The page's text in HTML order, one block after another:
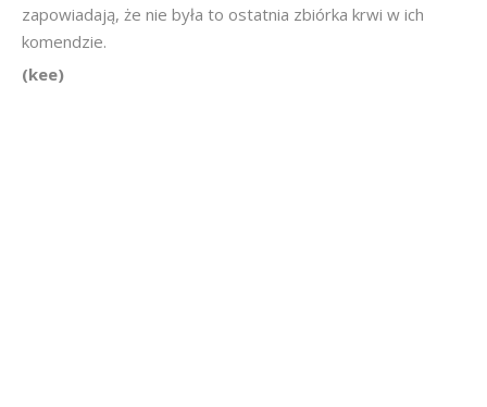
zapowiadają, że nie była to ostatnia zbiórka krwi w ich
komendzie.
(kee)